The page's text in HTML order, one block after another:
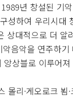
년 창설된 기
성하여 우리시대
상대적으로 더 알
음악을 연주하기
앙상블로 이루어져
리·게오로크 뵘·